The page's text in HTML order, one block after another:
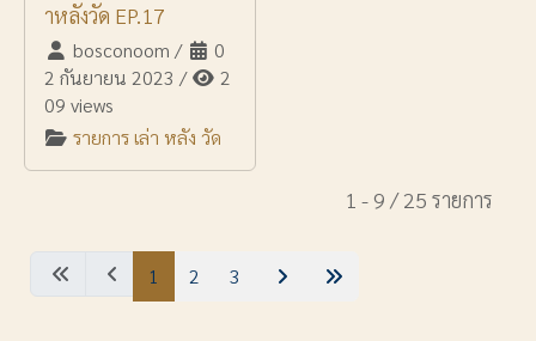
าหลังวัด EP.17
bosconoom /
0
2 กันยายน 2023 /
2
09 views
รายการ เล่า หลัง วัด
1 - 9 / 25 รายการ
1 2 3